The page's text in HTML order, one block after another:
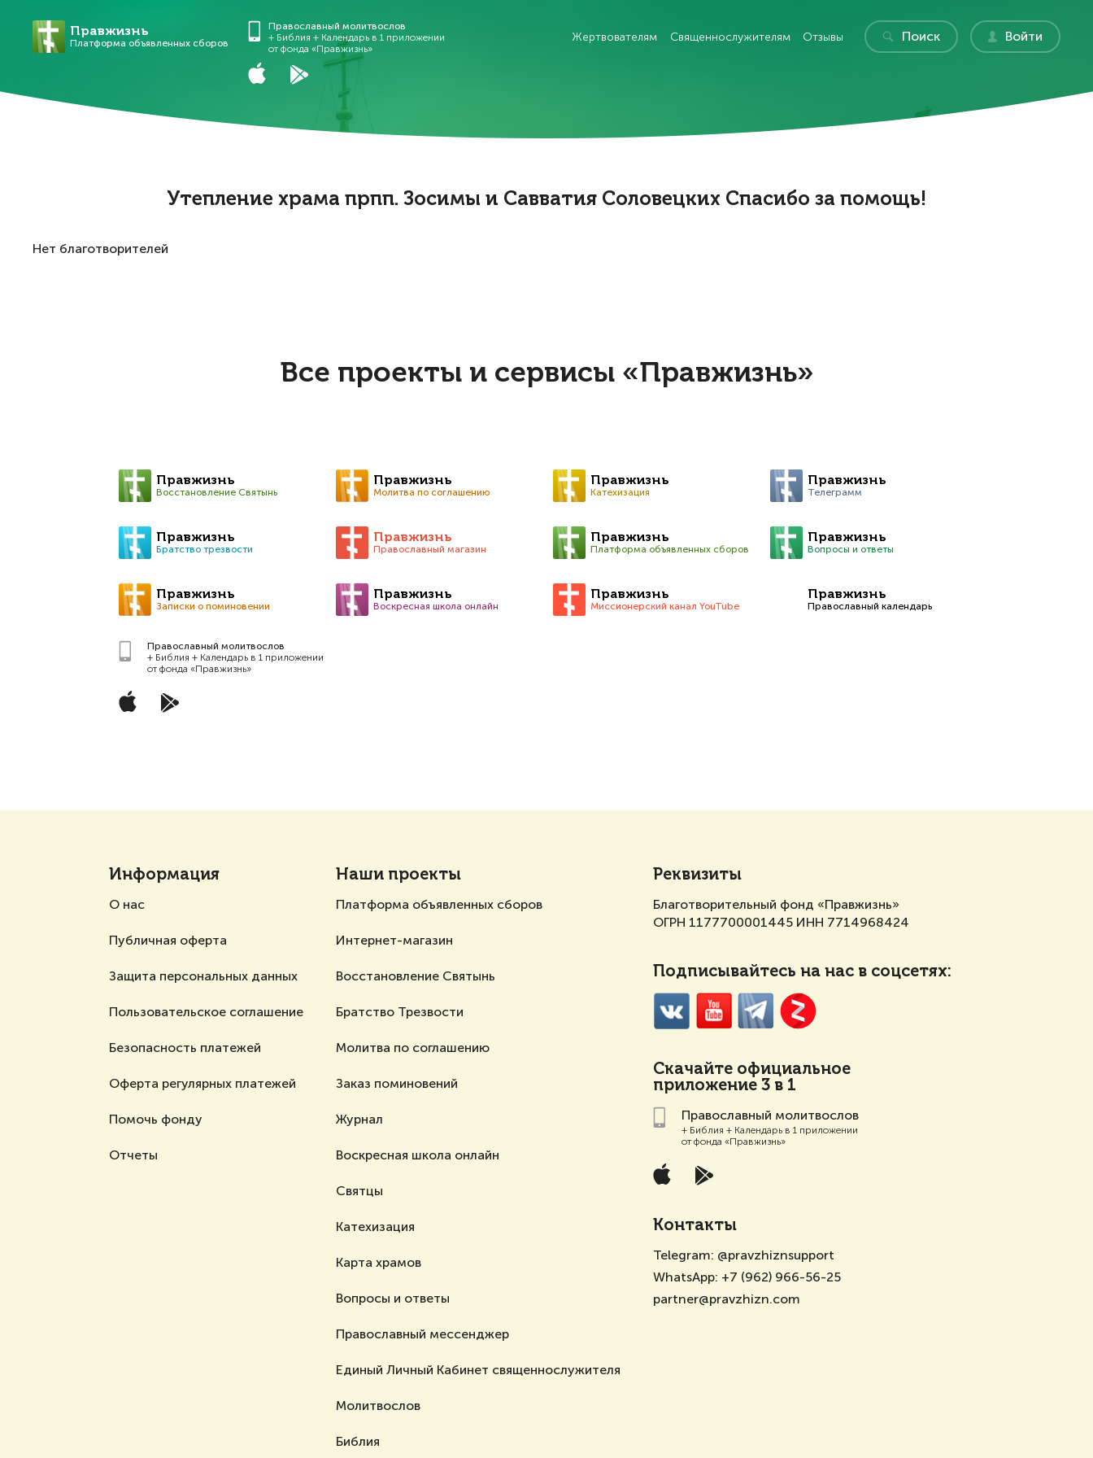
Правжизнь
Платформа объявленных сборов
Православный молитвослов
+ Библия + Календарь в 1 приложении
от фонда «Правжизнь»
Жертвователям Священнослужителям Отзывы Поиск Войти
Утепление храма прпп. Зосимы и Савватия Соловецких Спасибо за помощь!
Нет благотворителей
Все проекты и сервисы «Правжизнь»
Правжизнь
Восстановление Святынь
Правжизнь
Молитва по соглашению
Правжизнь
Катехизация
Правжизнь
Телеграмм
Правжизнь
Братство трезвости
Правжизнь
Православный магазин
Правжизнь
Платформа объявленных сборов
Правжизнь
Вопросы и ответы
Правжизнь
Записки о поминовении
Правжизнь
Воскресная школа онлайн
Правжизнь
Миссионерский канал YouTube
Правжизнь
Православный календарь
Православный молитвослов
+ Библия + Календарь в 1 приложении
от фонда «Правжизнь»
Информация
О нас
Публичная оферта
Защита персональных данных
Пользовательское соглашение
Безопасность платежей
Оферта регулярных платежей
Помочь фонду
Отчеты
Наши проекты
Платформа объявленных сборов
Интернет-магазин
Восстановление Святынь
Братство Трезвости
Молитва по соглашению
Заказ поминовений
Журнал
Воскресная школа онлайн
Святцы
Катехизация
Карта храмов
Вопросы и ответы
Православный мессенджер
Единый Личный Кабинет священнослужителя
Молитвослов
Библия
Реквизиты
Благотворительный фонд «Правжизнь»
ОГРН 1177700001445 ИНН 7714968424
Подписывайтесь на нас в соцсетях:
Скачайте официальное
приложение 3 в 1
Православный молитвослов
+ Библия + Календарь в 1 приложении
от фонда «Правжизнь»
Контакты
Telegram: @pravzhiznsupport
WhatsApp: +7 (962) 966-56-25
partner@pravzhizn.com